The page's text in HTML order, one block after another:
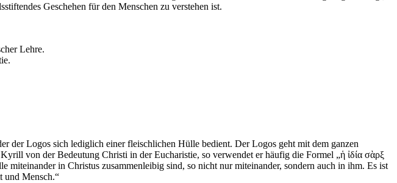
Geschehen für den Menschen zu verstehen ist.
Lehre.
der Logos sich lediglich einer fleischlichen Hülle bedient. Der Logos geht mit dem ganzen
von der Bedeutung Christi in der Eucharistie, so verwendet er häufig die Formel „ἡ ἰδία σὰρξ
in Christus zusammenleibig sind, so nicht nur miteinander, sondern auch in ihm. Es ist
und Mensch.“